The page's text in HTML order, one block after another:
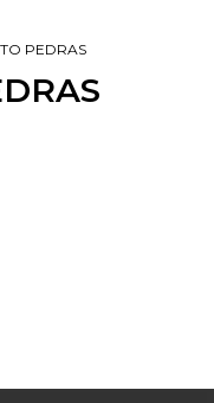
PEDRAS